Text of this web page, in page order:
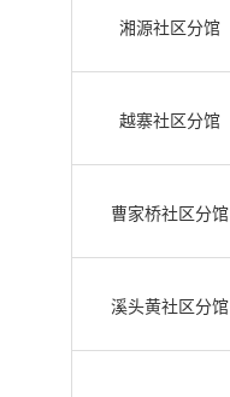
湘源社区分馆
越寨社区分馆
曹家桥社区分馆
溪头黄社区分馆